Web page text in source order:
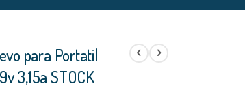
para Portatil
3,15a STOCK